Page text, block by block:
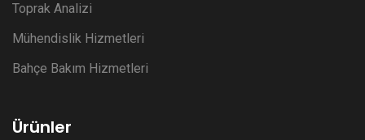
Toprak Analizi
Mühendislik Hizmetleri
Bahçe Bakım Hizmetleri
Ürünler